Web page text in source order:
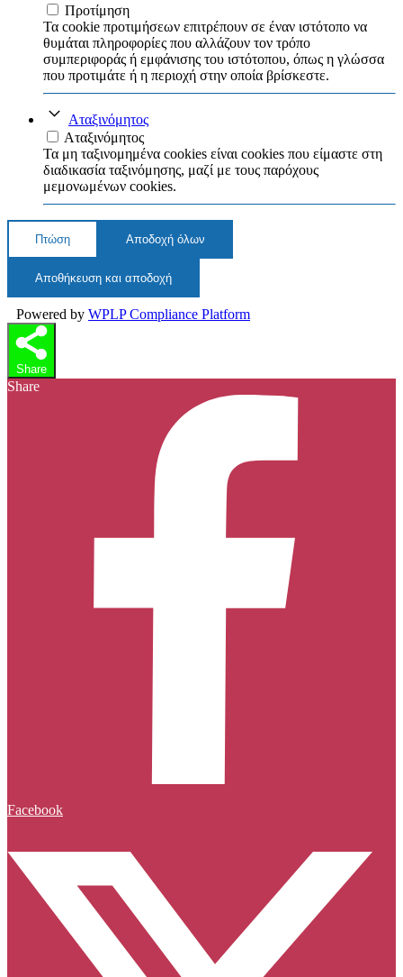
Προτίμηση
Τα cookie προτιμήσεων επιτρέπουν σε έναν ιστότοπο να
θυμάται πληροφορίες που αλλάζουν τον τρόπο
συμπεριφοράς ή εμφάνισης του ιστότοπου, όπως η γλώσσα
που προτιμάτε ή η περιοχή στην οποία βρίσκεστε.
Αταξινόμητος
Αταξινόμητος
Τα μη ταξινομημένα cookies είναι cookies που είμαστε στη
διαδικασία ταξινόμησης, μαζί με τους παρόχους
μεμονωμένων cookies.
Πτώση Αποδοχή όλων
Αποθήκευση και αποδοχή
Powered by WPLP Compliance Platform
Share
Share
Facebook